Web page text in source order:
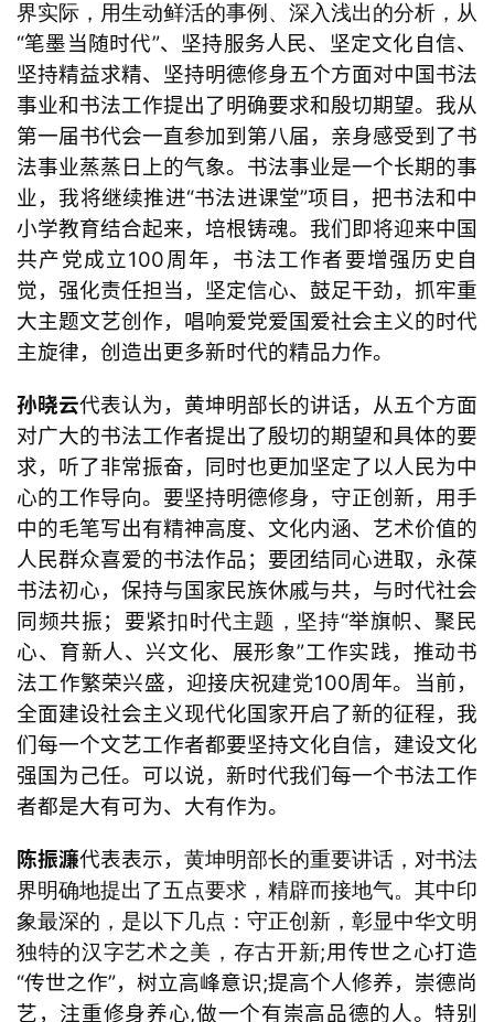
界实际，用生动鲜活的事例、深入浅出的分析，从
“笔墨当随时代”、坚持服务人民、坚定文化自信、
坚持精益求精、坚持明德修身五个方面对中国书法
事业和书法工作提出了明确要求和殷切期望。我从
第一届书代会一直参加到第八届，亲身感受到了书
法事业蒸蒸日上的气象。书法事业是一个长期的事
业，我将继续推进“书法进课堂”项目，把书法和中
小学教育结合起来，培根铸魂。我们即将迎来中国
共产党成立100周年，书法工作者要增强历史自
觉，强化责任担当，坚定信心、鼓足干劲，抓牢重
大主题文艺创作，唱响爱党爱国爱社会主义的时代
主旋律，创造出更多新时代的精品力作。
孙晓云代表认为 ， 黄坤明部长的讲话，从五个方面
对广大的书法工作者提出了殷切的期望和具体的要
求，听了非常振奋，同时也更加坚定了以人民为中
心的工作导向。 要坚持明德修身，守正创新，用手
中的毛笔写出有精神高度、文化内涵、艺术价值的
人民群众喜爱的书法作品；要团结同心进取，永葆
书法初心， 保持与 国家民族休戚与共，与时代社会
同频共振；要紧扣时代主题，坚持“举旗帜、聚民
心、育新人、兴文化、展形象”工作实践， 推动书
法工作繁荣兴盛， 迎接庆祝建党100周年。当前，
全面建设社会主义现代化国家开启了新的征程，我
们每一个文艺工作者都要坚持文化自信，建设文化
强国为己任。可以说，新时代我们每一个书法工作
者都是大有可为、大有作为。
陈振濂代表表示， 黄坤明部长的重要讲话，对书法
界明确地提出了五点要求，精辟而接地气。其中印
象最深的，是以下几点：守正创新，彰显中华文明
独特的汉字艺术之美，存古开新;用传世之心打造
“传世之作”，树立高峰意识;提高个人修养，崇德尚
艺，注重修身养心,做一个有崇高品德的人。特别